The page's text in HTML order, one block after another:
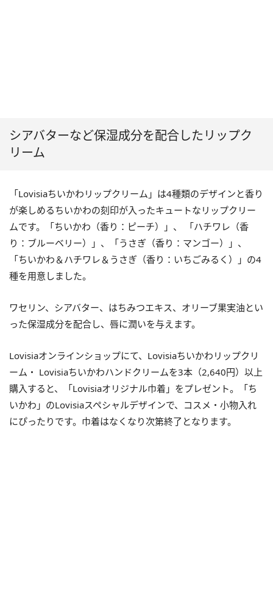
シアバターなど保湿成分を配合したリップク
リーム
「Lovisiaちいかわリップクリーム」は4種類のデザインと香り
が楽しめるちいかわの刻印が入ったキュートなリップクリー
ムです。「ちいかわ（香り：ピーチ）」、 「ハチワレ（香
り：ブルーベリー）」、「うさぎ（香り：マンゴー）」、
「ちいかわ＆ハチワレ＆うさぎ（香り：いちごみるく）」の4
種を用意しました。
ワセリン、シアバター、はちみつエキス、オリーブ果実油とい
った保湿成分を配合し、唇に潤いを与えます。
Lovisiaオンラインショップにて、Lovisiaちいかわリップクリ
ーム・ Lovisiaちいかわハンドクリームを3本（2,640円）以上
購入すると、「Lovisiaオリジナル巾着」をプレゼント。「ち
いかわ」のLovisiaスペシャルデザインで、コスメ・小物入れ
にぴったりです。巾着はなくなり次第終了となります。